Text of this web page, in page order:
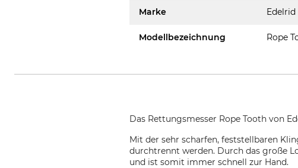
Marke Edelrid
Modellbezeichnung Rope
Das Rettungsmesser Rope Tooth von
Mit der sehr scharfen, feststellbaren
durchtrennt werden. Durch das große
und ist somit immer schnell zur Hand.